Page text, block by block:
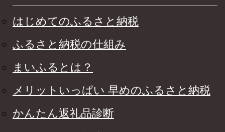
はじめてのふるさと納税
ふるさと納税の仕組み
まいふるとは？
メリットいっぱい 早めのふるさと納税
かんたん返礼品診断